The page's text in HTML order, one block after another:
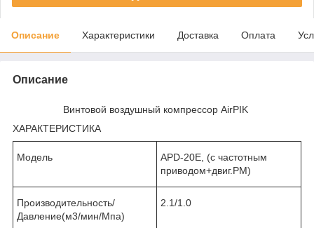
Описание Характеристики Доставка Оплата
Описание
Винтовой воздушный компрессор AirPIK
ХАРАКТЕРИСТИКА
Модель
APD-20Е, (с частотным
приводом+двиг.PM)
Производительность/
Давление(м3/мин/Мпа)
2.1/1.0